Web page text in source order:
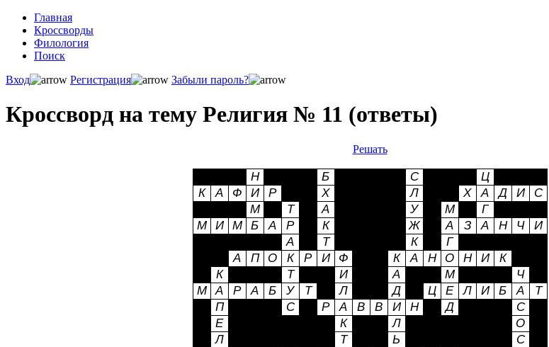
Главная
Кроссворды
Филология
Поиск
Вход
Регистрация Забыли пароль?
Кроссворд на тему Религия № 11 (ответы)
Решать